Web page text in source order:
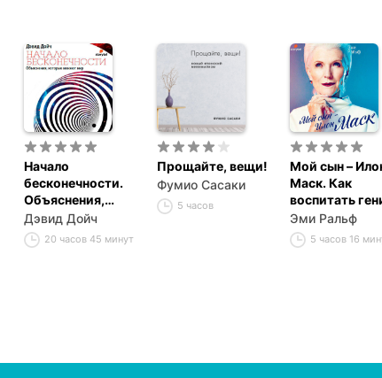
Начало
бесконечности.
Объяснения,
которые меняют
мир
Дэвид Дойч
20 часов 45 минут
Прощайте, вещи!
Фумио Сасаки
5 часов
Мой сын –
Маск. Как
воспитать
Эми Ральф
5 часов 16